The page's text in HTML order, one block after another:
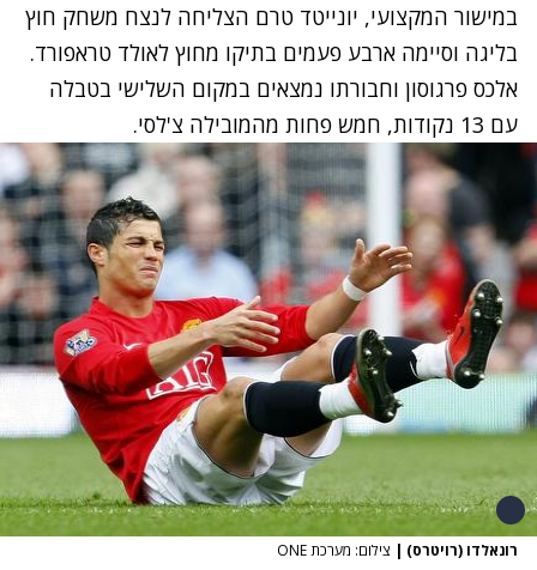
במישור המקצועי, יונייטד טרם הצליחה לנצח משחק חוץ
בליגה וסיימה ארבע פעמים בתיקו מחוץ לאולד טראפורד.
אלכס פרגוסון וחבורתו נמצאים במקום השלישי בטבלה
עם 13 נקודות, חמש פחות מהמובילה צ'לסי.
רונאלדו (רויטרס) | צילום: מערכת ONE